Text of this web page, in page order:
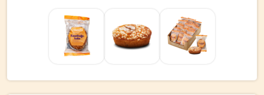
Glassutbildningar